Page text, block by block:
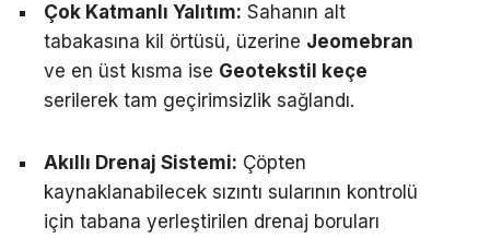
Çok Katmanlı Yalıtım: Sahanın alt
tabakasına kil örtüsü, üzerine Jeomebran
ve en üst kısma ise Geotekstil keçe
serilerek tam geçirimsizlik sağlandı.
Akıllı Drenaj Sistemi: Çöpten
kaynaklanabilecek sızıntı sularının kontrolü
için tabana yerleştirilen drenaj boruları